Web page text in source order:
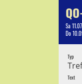
Sa
Do
Typ
Text